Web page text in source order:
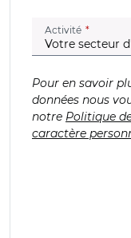
Activité (champ
Pour en savoir
données nous
notre Politique
caractère